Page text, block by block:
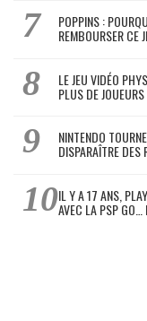
POPPINS :
REMBOURSER CE
LE JEU VIDÉO
PLUS DE
NINTENDO
DISPARAÎTRE DES
IL Y A 17 ANS,
AVEC LA PSP GO…